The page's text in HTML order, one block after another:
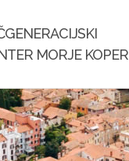
MORJE KOPER